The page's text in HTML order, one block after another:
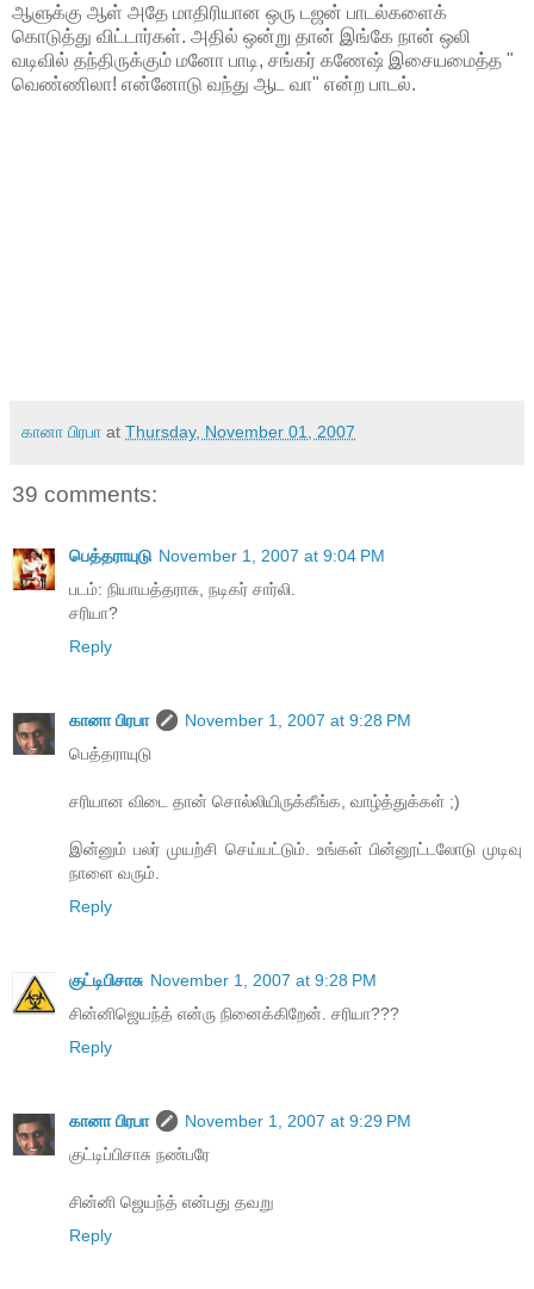
ஆளுக்கு ஆள் அதே மாதிரியான ஒரு டஜன் பாடல்களைக்
கொடுத்து விட்டார்கள். அதில் ஒன்று தான் இங்கே நான் ஒலி
வடிவில் தந்திருக்கும் மனோ பாடி, சங்கர் கணேஷ் இசையமைத்த "
வெண்ணிலா! என்னோடு வந்து ஆட வா" என்ற பாடல்.
கானா பிரபா at Thursday, November 01, 2007
39 comments:
பெத்தராயுடு November 1, 2007 at 9:04 PM
படம்: நியாயத்தராசு, நடிகர் சார்லி.
சரியா?
Reply
கானா பிரபா
November 1, 2007 at 9:28 PM
பெத்தராயுடு
சரியான விடை தான் சொல்லியிருக்கீங்க, வாழ்த்துக்கள் ;)
இன்னும் பலர் முயற்சி செய்யட்டும். உங்கள் பின்னூட்டலோடு முடிவு
நாளை வரும்.
Reply
குட்டிபிசாசு November 1, 2007 at 9:28 PM
சின்னிஜெயந்த் என்ரு நினைக்கிறேன். சரியா???
Reply
கானா பிரபா
November 1, 2007 at 9:29 PM
குட்டிப்பிசாசு நண்பரே
சின்னி ஜெயந்த் என்பது தவறு
Reply